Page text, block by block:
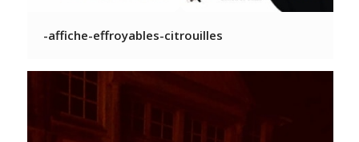
-affiche-effroyables-citrouilles